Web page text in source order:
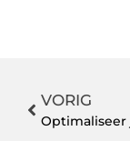
VORIG